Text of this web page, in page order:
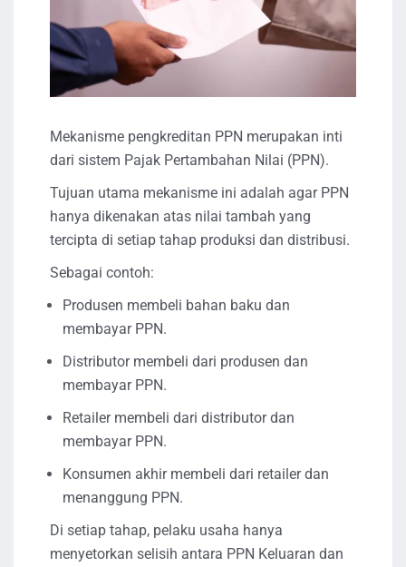
Mekanisme pengkreditan PPN merupakan inti
dari sistem Pajak Pertambahan Nilai (PPN).
Tujuan utama mekanisme ini adalah agar PPN
hanya dikenakan atas nilai tambah yang
tercipta di setiap tahap produksi dan distribusi.
Sebagai contoh:
Produsen membeli bahan baku dan
membayar PPN.
Distributor membeli dari produsen dan
membayar PPN.
Retailer membeli dari distributor dan
membayar PPN.
Konsumen akhir membeli dari retailer dan
menanggung PPN.
Di setiap tahap, pelaku usaha hanya
menyetorkan selisih antara PPN Keluaran dan